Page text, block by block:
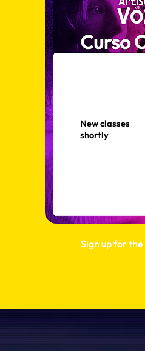
New classes
shortly
Sign up for